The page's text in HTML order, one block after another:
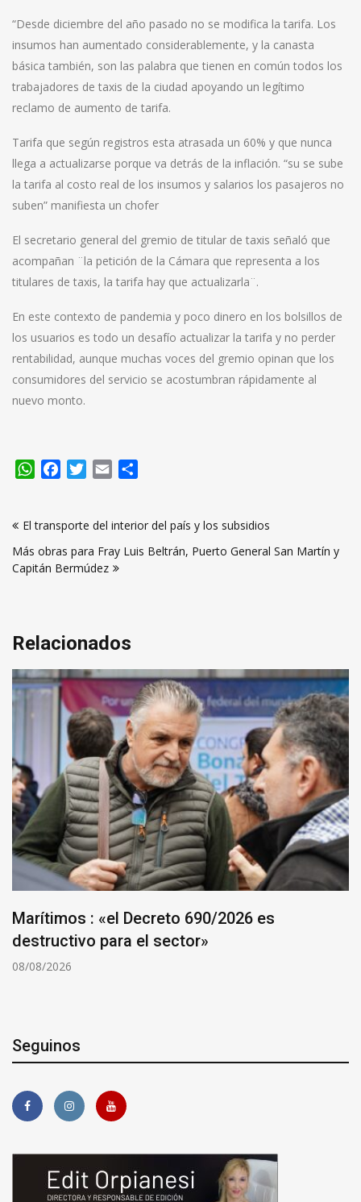
“Desde diciembre del año pasado no se modifica la tarifa. Los
insumos han aumentado considerablemente, y la canasta
básica también, son las palabra que tienen en común todos los
trabajadores de taxis de la ciudad apoyando un legítimo
reclamo de aumento de tarifa.
Tarifa que según registros esta atrasada un 60% y que nunca
llega a actualizarse porque va detrás de la inflación. “su se sube
la tarifa al costo real de los insumos y salarios los pasajeros no
suben” manifiesta un chofer
El secretario general del gremio de titular de taxis señaló que
acompañan ¨la petición de la Cámara que representa a los
titulares de taxis, la tarifa hay que actualizarla¨.
En este contexto de pandemia y poco dinero en los bolsillos de
los usuarios es todo un desafío actualizar la tarifa y no perder
rentabilidad, aunque muchas voces del gremio opinan que los
consumidores del servicio se acostumbran rápidamente al
nuevo monto.
WhatsApp
FacebookTwitter
Email
de
entradas
El transporte del interior del país y los subsidios
Más obras para Fray Luis Beltrán, Puerto General San Martín y
Capitán Bermúdez
Relacionados
Marítimos : «el Decreto 690/2026 es
destructivo para el sector»
08/08/2026
Seguinos